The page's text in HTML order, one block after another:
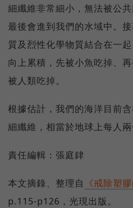
細纖維非常細小，無法被公共
最後會進到我們的水域中。
質及烈性化學物質結合在一
向上累積，先被小魚吃掉、
被人類吃掉。
根據估計，我們的海洋目前
細纖維，相當於地球上每人兩
責任編輯：張庭銉
本文摘錄、整理自 《戒除塑
p.115-p126，光現出版。